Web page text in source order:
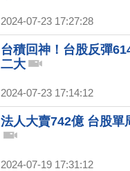
2024-07-23 17:27:28
台積回神！台股反彈
二大
2024-07-23 17:14:12
法人大賣742億 台股單
2024-07-19 17:31:12